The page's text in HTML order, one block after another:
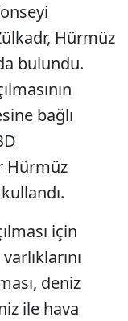
Hürmüz
bulundu.
bağlı
Hürmüz
için
deniz
ile hava